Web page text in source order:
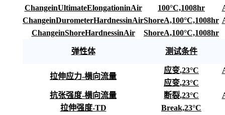
ChangeinUltimateElongationinAir
100°C,1008hr
ChangeinDurometerHardnessinAirShoreA,100°C,1008hr
ChangeinShoreHardnessinAir
ShoreA,100°C,1008hr
弹性体 测试条件
拉伸应力-横向流量
应变,23°C
应变,23°C
抗张强度-横向流量
断裂,23°C
拉伸强度-TD
Break,23°C